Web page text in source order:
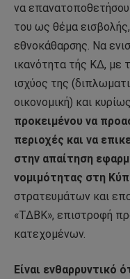
να
του ως θέμα
εθνοκάθαρσης. Να
ικανότητα τής ΚΔ, με
ισχύος της
οικονομική) και
προκειμένου να
περιοχές και να
στην απαίτηση
νομιμότητας στη
στρατευμάτων και
«ΤΔΒΚ», επιστροφή
κατεχομένων.
Είναι ενθαρρυντικό